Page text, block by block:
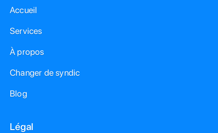
Accueil
Services
À propos
Changer de syndic
Blog
Légal